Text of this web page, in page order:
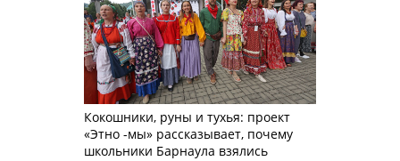
Кокошники, руны и тухья: проект
«Этно -мы» рассказывает, почему
школьники Барнаула взялись